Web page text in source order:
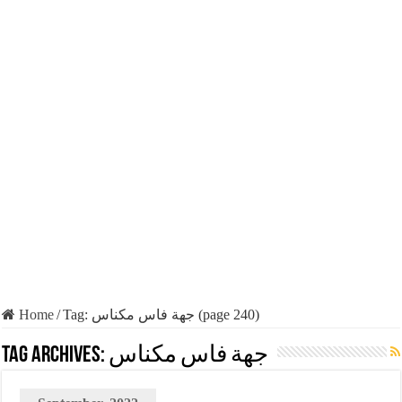
Home/Tag: جهة فاس مكناس (page 240)
Tag Archives: جهة فاس مكناس